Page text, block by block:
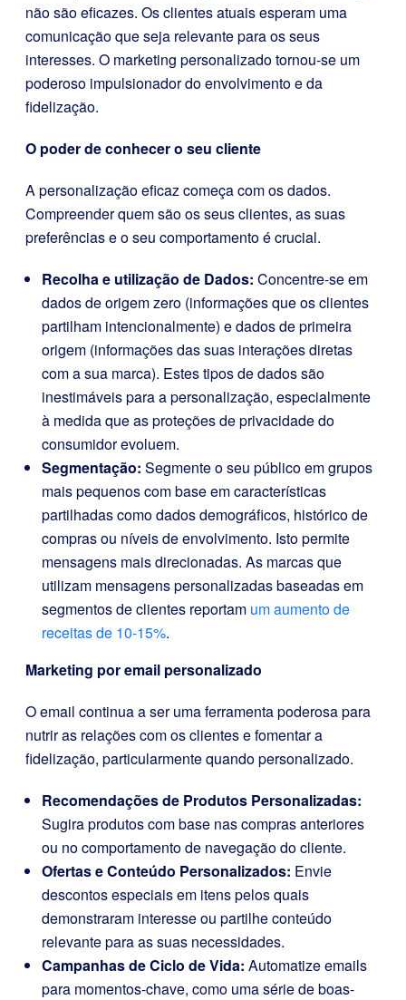
não são eficazes. Os clientes atuais esperam uma
comunicação que seja relevante para os seus
interesses. O marketing personalizado tornou-se um
poderoso impulsionador do envolvimento e da
fidelização.
O poder de conhecer o seu cliente
A personalização eficaz começa com os dados.
Compreender quem são os seus clientes, as suas
preferências e o seu comportamento é crucial.
Recolha e utilização de Dados: Concentre-se em
dados de origem zero (informações que os clientes
partilham intencionalmente) e dados de primeira
origem (informações das suas interações diretas
com a sua marca). Estes tipos de dados são
inestimáveis para a personalização, especialmente
à medida que as proteções de privacidade do
consumidor evoluem.
Segmentação: Segmente o seu público em grupos
mais pequenos com base em características
partilhadas como dados demográficos, histórico de
compras ou níveis de envolvimento. Isto permite
mensagens mais direcionadas. As marcas que
utilizam mensagens personalizadas baseadas em
segmentos de clientes reportam um aumento de
receitas de 10-15%.
Marketing por email personalizado
O email continua a ser uma ferramenta poderosa para
nutrir as relações com os clientes e fomentar a
fidelização, particularmente quando personalizado.
Recomendações de Produtos Personalizadas:
Sugira produtos com base nas compras anteriores
ou no comportamento de navegação do cliente.
Ofertas e Conteúdo Personalizados: Envie
descontos especiais em itens pelos quais
demonstraram interesse ou partilhe conteúdo
relevante para as suas necessidades.
Campanhas de Ciclo de Vida: Automatize emails
para momentos-chave, como uma série de boas-